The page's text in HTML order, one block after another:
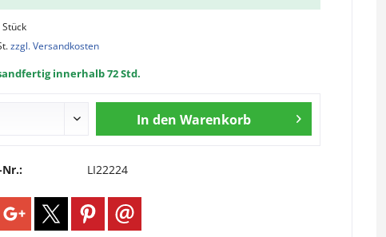
Stück
zzgl. Versandkosten
innerhalb 72 Std.
In den Warenkorb
LI22224